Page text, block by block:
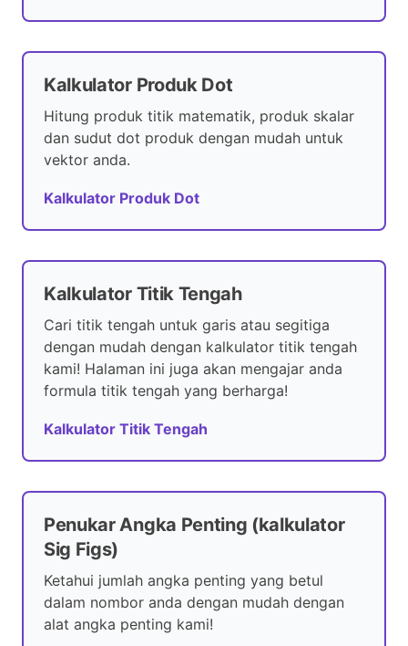
Kalkulator Produk Dot
Hitung produk titik matematik, produk skalar
dan sudut dot produk dengan mudah untuk
vektor anda.
Kalkulator Produk Dot
Kalkulator Titik Tengah
Cari titik tengah untuk garis atau segitiga
dengan mudah dengan kalkulator titik tengah
kami! Halaman ini juga akan mengajar anda
formula titik tengah yang berharga!
Kalkulator Titik Tengah
Penukar Angka Penting (kalkulator
Sig Figs)
Ketahui jumlah angka penting yang betul
dalam nombor anda dengan mudah dengan
alat angka penting kami!